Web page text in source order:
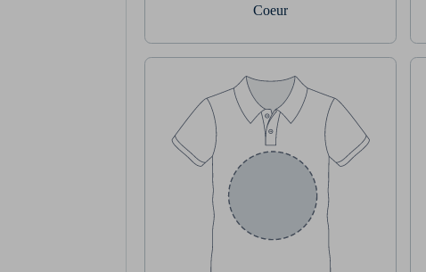
Coeur